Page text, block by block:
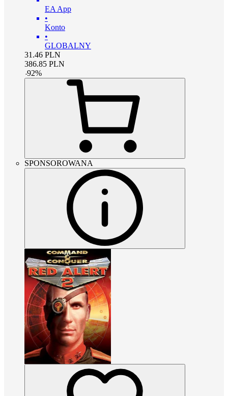
EA App
•
Konto
•
GLOBALNY
31.46 PLN
386.85 PLN
-92%
SPONSOROWANA